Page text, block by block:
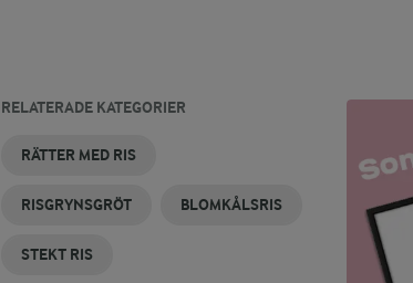
RELATERADE KATEGORIER
RÄTTER MED RIS
RISGRYNSGRÖT BLOMKÅLSRIS
STEKT RIS